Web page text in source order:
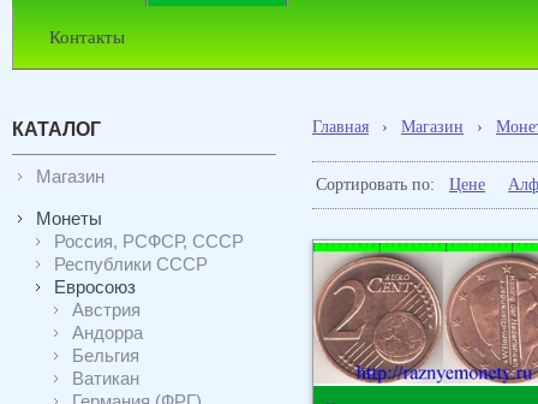
Контакты
КАТАЛОГ
Магазин
Монеты
Россия, РСФСР, СССР
Республики СССР
Евросоюз
Австрия
Андорра
Бельгия
Ватикан
Главная › Магазин ›
Сортировать по: Цене